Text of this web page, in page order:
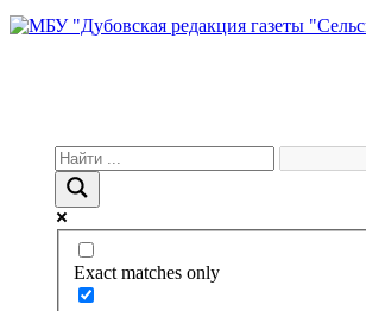
Exact matches only